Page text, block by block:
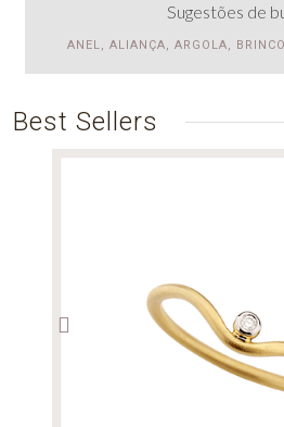
Sugestões de
ANEL, ALIANÇA, ARGOLA,
Best Sellers